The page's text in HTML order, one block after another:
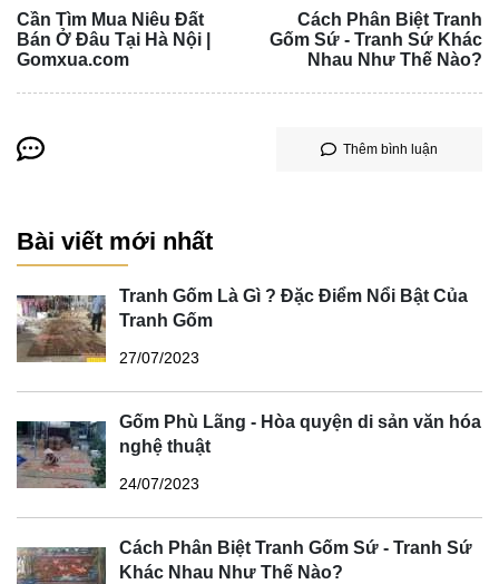
Cần Tìm Mua Niêu Đất
Bán Ở Đâu Tại Hà Nội |
Gomxua.com
Cách Phân Biệt Tranh
Gốm Sứ - Tranh Sứ Khác
Nhau Như Thế Nào?
Thêm bình luận
Bài viết mới nhất
Tranh Gốm Là Gì ? Đặc Điểm Nổi Bật Của
Tranh Gốm
27/07/2023
Gốm Phù Lãng - Hòa quyện di sản văn hóa
nghệ thuật
24/07/2023
Cách Phân Biệt Tranh Gốm Sứ - Tranh Sứ
Khác Nhau Như Thế Nào?